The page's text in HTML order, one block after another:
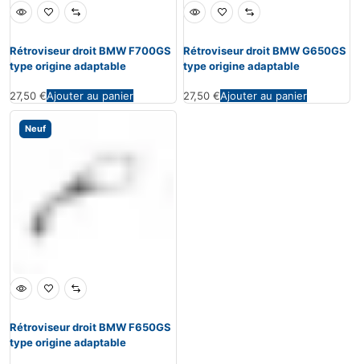
Rétroviseur droit BMW F700GS
type origine adaptable
27,50 €Ajouter au panier
Rétroviseur droit BMW G650GS
type origine adaptable
27,50 €Ajouter au panier
Neuf
Rétroviseur droit BMW F650GS
type origine adaptable